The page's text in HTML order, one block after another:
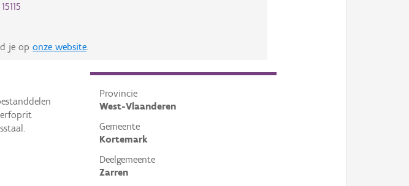
je oponze website.
Provincie
West-Vlaanderen
Gemeente
Kortemark
Deelgemeente
Zarren
erfoprit